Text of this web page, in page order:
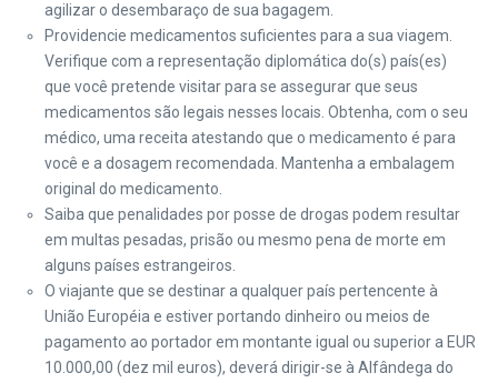
agilizar o desembaraço de sua bagagem.
Providencie medicamentos suficientes para a sua viagem.
Verifique com a representação diplomática do(s) país(es)
que você pretende visitar para se assegurar que seus
medicamentos são legais nesses locais. Obtenha, com o seu
médico, uma receita atestando que o medicamento é para
você e a dosagem recomendada. Mantenha a embalagem
original do medicamento.
Saiba que penalidades por posse de drogas podem resultar
em multas pesadas, prisão ou mesmo pena de morte em
alguns países estrangeiros.
O viajante que se destinar a qualquer país pertencente à
União Européia e estiver portando dinheiro ou meios de
pagamento ao portador em montante igual ou superior a EUR
10.000,00 (dez mil euros), deverá dirigir-se à Alfândega do